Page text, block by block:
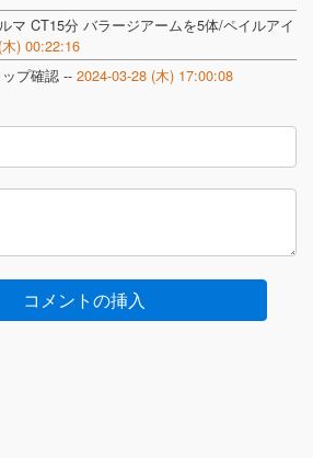
マ CT15分 バラージアームを5体/ペイルアイ
) 00:22:16
プ確認 -- 2024-03-28 (木) 17:00:08